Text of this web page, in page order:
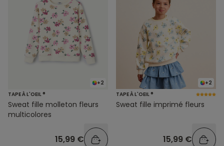
+2
TAPE À L'OEIL ®
Sweat fille molleton fleurs
multicolores
15,99 €
+2
TAPE À L'OEIL ®
Sweat fille imprimé fleurs
15,99 €